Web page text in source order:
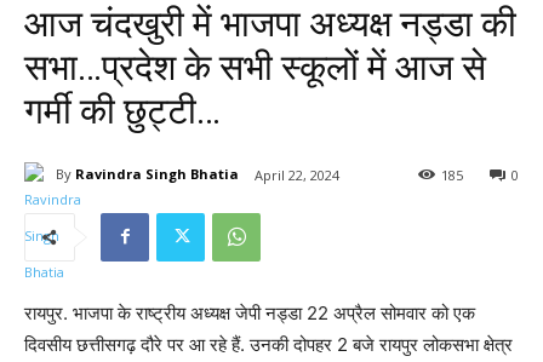
आज चंदखुरी में भाजपा अध्यक्ष नड्डा की
सभा…प्रदेश के सभी स्कूलों में आज से
गर्मी की छुट्टी…
By Ravindra Singh Bhatia April 22, 2024 0
185
रायपुर. भाजपा के राष्ट्रीय अध्यक्ष जेपी नड्डा 22 अप्रैल सोमवार को एक
दिवसीय छत्तीसगढ़ दौरे पर आ रहे हैं. उनकी दोपहर 2 बजे रायपुर लोकसभा क्षेत्र